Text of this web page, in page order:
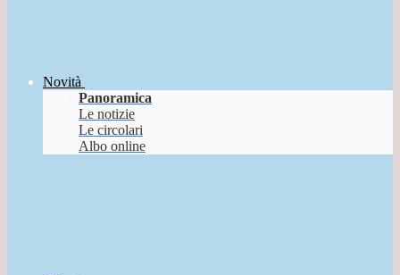
Novità
Panoramica
Le notizie
Le circolari
Albo online